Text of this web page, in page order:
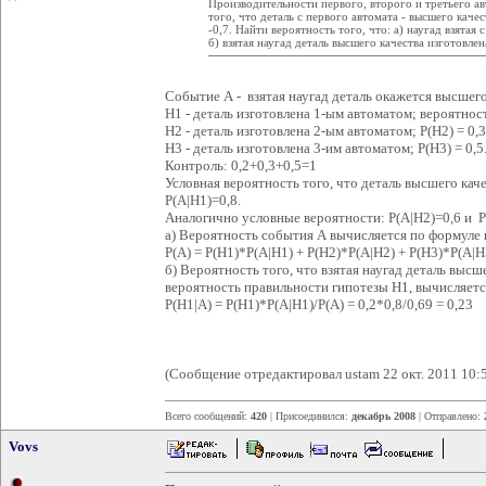
Производительности первого, второго и третьего
того, что деталь с первого автомата - высшего
-0,7. Найти вероятность того, что: а) наугад взятая
б) взятая наугад деталь высшего качества
Событие А - взятая наугад деталь окажется
Н1 - деталь изготовлена 1-ым автоматом;
Н2 - деталь изготовлена 2-ым автоматом; Р(Н2) = 0,3
Н3 - деталь изготовлена 3-им автоматом; Р(Н3) = 0,5.
Контроль: 0,2+0,3+0,5=1
Условная вероятность того, что деталь высшего
Р(А|H1)=0,8.
Аналогично условные вероятности: P(A|H2)=0,6 и
а) Вероятность события А вычисляется по формуле
Р(А) = Р(Н1)*Р(А|H1) + Р(Н2)*Р(А|H2) +
б) Вероятность того, что взятая наугад деталь
вероятность правильности гипотезы Н1,
P(H1|A) = Р(Н1)*Р(А|H1)/P(A) = 0,2*0,8/0,69 = 0,23
(Сообщение отредактировал ustam 22 окт. 2011
Всего сообщений: 420 | Присоединился: декабрь 2008 | Отправлено:
Vovs